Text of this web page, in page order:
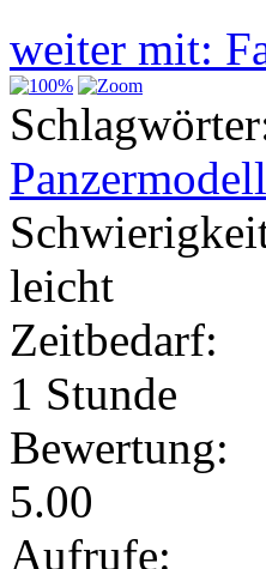
weiter mit:
Panzermodell
leicht
Zeitbedarf:
1 Stunde
Bewertung:
5.00
Aufrufe: